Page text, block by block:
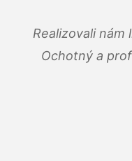
Realizovali nám
Ochotný a